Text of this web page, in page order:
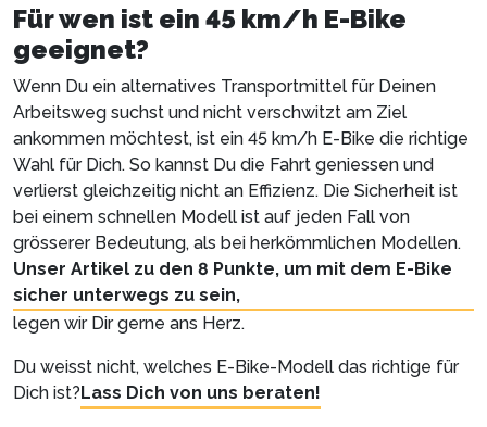
Für wen ist ein 45 km/h E-Bike
geeignet?
Wenn Du ein alternatives Transportmittel für Deinen
Arbeitsweg suchst und nicht verschwitzt am Ziel
ankommen möchtest, ist ein 45 km/h E-Bike die richtige
Wahl für Dich. So kannst Du die Fahrt geniessen und
verlierst gleichzeitig nicht an Effizienz. Die Sicherheit ist
bei einem schnellen Modell ist auf jeden Fall von
grösserer Bedeutung, als bei herkömmlichen Modellen.
Unser Artikel zu den 8 Punkte, um mit dem E-Bike
sicher unterwegs zu sein,
legen wir Dir gerne ans Herz.
Du weisst nicht, welches E-Bike-Modell das richtige für
Dich ist?Lass Dich von uns beraten!